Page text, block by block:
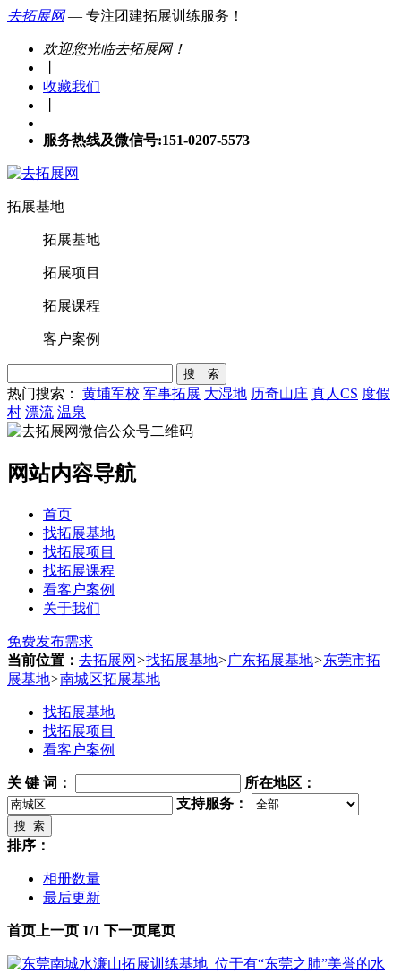
去拓展网— 专注团建拓展训练服务！
欢迎您光临去拓展网！
收藏我们
服务热线及微信号:151-0207-5573
拓展基地
拓展基地
拓展项目
拓展课程
客户案例
搜 索
热门搜索： 黄埔军校 军事拓展 大湿地 历奇山庄 真人CS 度假
村 漂流 温泉
网站内容导航
首页
找拓展基地
找拓展项目
找拓展课程
看客户案例
关于我们
免费发布需求
当前位置： 去拓展网 >找拓展基地>广东拓展基地>东莞市拓
展基地>南城区拓展基地
找拓展基地
找拓展项目
看客户案例
关 键 词 ：
所在地区：
支持服务：
搜 索
排序：
相册数量
最后更新
首页 上一页 1/1 下一页尾页